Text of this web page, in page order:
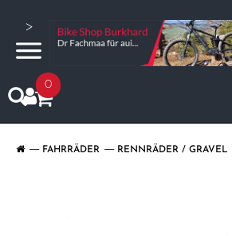
>
0
FAHRRÄDER RENNRÄDER / GRAVEL